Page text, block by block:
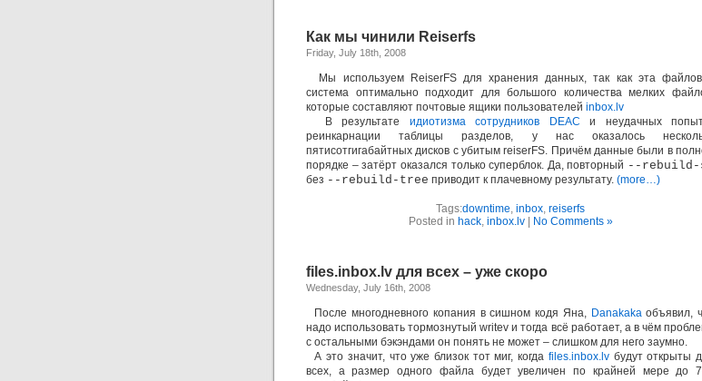
Как мы чинили Reiserfs
Friday, July 18th, 2008
Мы используем ReiserFS для хранения данных, так как эта
система оптимально подходит для большого количества мелких
которые составляют почтовые ящики пользователей inbox.lv
В результате идиотизма сотрудников DEAC и неудачных
реинкарнации таблицы разделов, у нас оказалось
пятисотгигабайтных дисков с убитым reiserFS. Причём данные были в
порядке – затёрт оказался только суперблок. Да, повторный --rebuild-
без --rebuild-tree приводит к плачевному результату. (more…)
Tags:downtime, inbox, reiserfs
Posted in hack, inbox.lv| No Comments »
files.inbox.lv для всех – уже скоро
Wednesday, July 16th, 2008
После многодневного копания в сишном кодя Яна, Danakakaобъявил,
надо использовать тормознутый writev и тогда всё работает, а в чём
с остальными бэкэндами он понять не может – слишком для него заумно.
А это значит, что уже близок тот миг, когда files.inbox.lvбудут открыты
всех, а размер одного файла будет увеличен по крайней мере до